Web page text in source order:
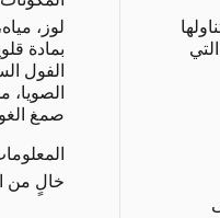
لوز،
بمادة
الفول
الصويا،
صمغ
خالٍ من